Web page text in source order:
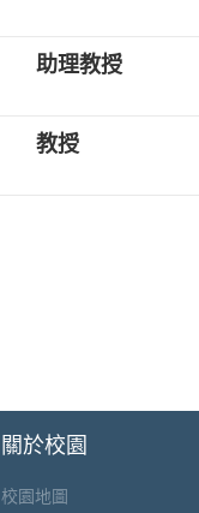
助理教授
教授
關於校園
校園地圖